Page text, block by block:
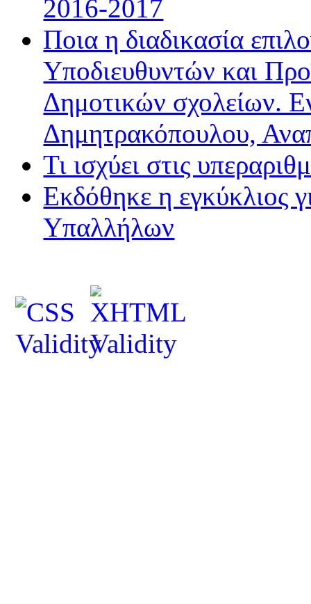
2016-2017
Ποια η διαδικασία
Υποδιευθυντών και
Δημοτικών σχολείων.
Δημητρακόπουλου,
Τι ισχύει στις
Εκδόθηκε η εγκύκλιος
Υπαλλήλων